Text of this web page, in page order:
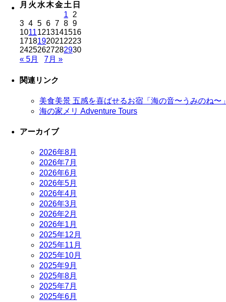
月 火水木金土 日
1 2
3 4 5 6 7 8 9
10111213141516
17181920212223
24252627282930
« 5月
7月 »
関連リンク
美食美景 五感を喜ばせるお宿「海の音〜うみのね〜」
海の家メリ Adventure Tours
アーカイブ
2026年8月
2026年7月
2026年6月
2026年5月
2026年4月
2026年3月
2026年2月
2026年1月
2025年12月
2025年11月
2025年10月
2025年9月
2025年8月
2025年7月
2025年6月